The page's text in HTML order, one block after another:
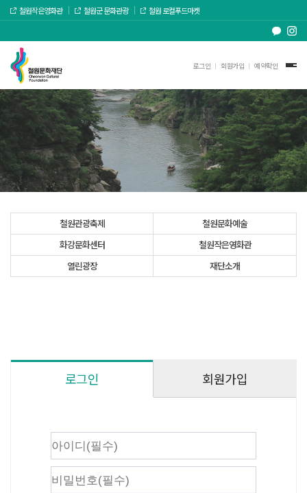
철원작은영화관 철원군 문화관광 철원 로컬푸드마켓
로그인 회원가입 예약확인
철원관광축제
철원문화예술
화강문화센터
철원작은영화관
열린광장
재단소개
로그인 회원가입